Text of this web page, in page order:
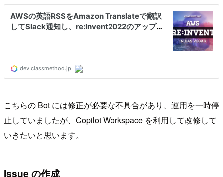
こちらの Bot には修正が必要な不具合があり、運用を一時停
止していましたが、Copilot Workspace を利用して改修して
いきたいと思います。
Issue の作成